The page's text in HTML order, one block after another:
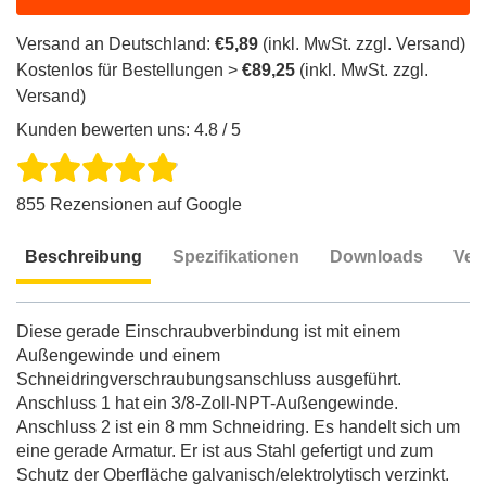
Versand an Deutschland: €5,89 (inkl. MwSt. zzgl. Versand)
Kostenlos für Bestellungen > €89,25 (inkl. MwSt. zzgl.
Versand)
Kunden bewerten uns: 4.8 / 5
855 Rezensionen auf Google
Beschreibung Spezifikationen Downloads
Diese gerade Einschraubverbindung ist mit einem
Außengewinde und einem
Schneidringverschraubungsanschluss ausgeführt.
Anschluss 1 hat ein 3/8-Zoll-NPT-Außengewinde.
Anschluss 2 ist ein 8 mm Schneidring. Es handelt sich um
eine gerade Armatur. Er ist aus Stahl gefertigt und zum
Schutz der Oberfläche galvanisch/elektrolytisch verzinkt.